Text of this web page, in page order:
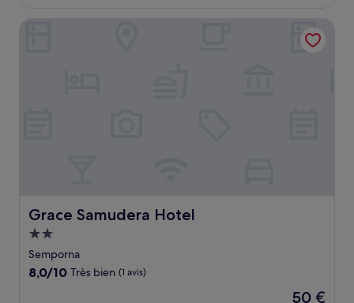
de
75 €
Grace Samudera Hotel
Grace Samudera Hotel
Hébergement
2.0 étoiles
Semporna
8.0
8,0/10 Très bien (1 avis)
Le
50 €